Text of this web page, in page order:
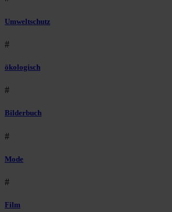
Umweltschutz
#
ökologisch
#
Bilderbuch
#
Mode
#
Film